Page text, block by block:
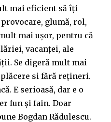
mai eficient să îți
glumă, rol,
mai ușor, pentru că
vacanței, ale
Se digeră mult mai
si fără reţineri.
E serioasă, dar e o
fun și fain. Doar
Bogdan Rădulescu.